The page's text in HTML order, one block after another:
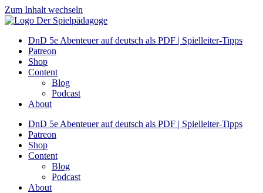
Zum Inhalt wechseln
DnD 5e Abenteuer auf deutsch als PDF | Spielleiter-Tipps
Patreon
Shop
Content
Blog
Podcast
About
DnD 5e Abenteuer auf deutsch als PDF | Spielleiter-Tipps
Patreon
Shop
Content
Blog
Podcast
About